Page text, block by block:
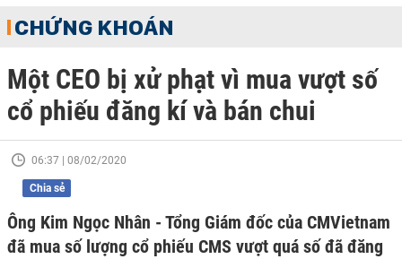
CHỨNG KHOÁN
Một CEO bị xử phạt vì mua vượt số
cổ phiếu đăng kí và bán chui
06:37 | 08/02/2020
Chia sẻ
Ông Kim Ngọc Nhân - Tổng Giám đốc của CMVietnam
đã mua số lượng cổ phiếu CMS vượt quá số đã đăng